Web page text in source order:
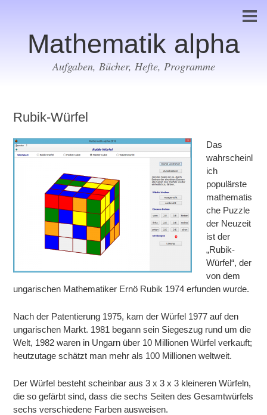
Mathematik alpha
Aufgaben, Bücher, Hefte, Programme
Rubik-Würfel
Das
wahrscheinl
ich
populärste
mathematis
che Puzzle
der Neuzeit
ist der
„Rubik-
Würfel“, der
von dem
ungarischen Mathematiker Ernö Rubik 1974 erfunden wurde.
Nach der Patentierung 1975, kam der Würfel 1977 auf den
ungarischen Markt. 1981 begann sein Siegeszug rund um die
Welt, 1982 waren in Ungarn über 10 Millionen Würfel verkauft;
heutzutage schätzt man mehr als 100 Millionen weltweit.
Der Würfel besteht scheinbar aus 3 x 3 x 3 kleineren Würfeln,
die so gefärbt sind, dass die sechs Seiten des Gesamtwürfels
sechs verschiedene Farben ausweisen.